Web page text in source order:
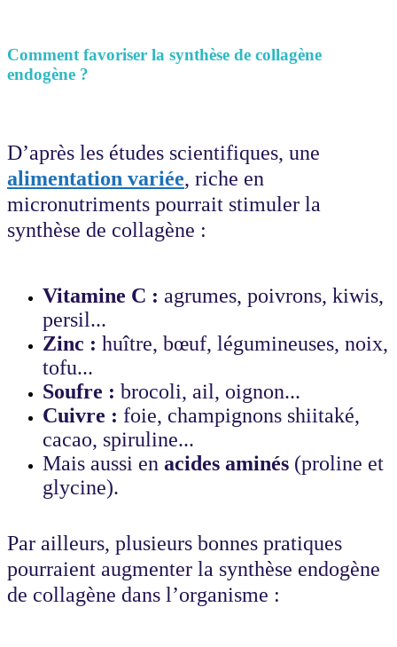
Comment favoriser la synthèse de collagène
endogène ?
D’après les études scientifiques, une
alimentation variée, riche en
micronutriments pourrait stimuler la
synthèse de collagène :
Vitamine C : agrumes, poivrons, kiwis,
persil...
Zinc : huître, bœuf, légumineuses, noix,
tofu...
Soufre : brocoli, ail, oignon...
Cuivre : foie, champignons shiitaké,
cacao, spiruline...
Mais aussi en acides aminés (proline et
glycine).
Par ailleurs, plusieurs bonnes pratiques
pourraient augmenter la synthèse endogène
de collagène dans l’organisme :